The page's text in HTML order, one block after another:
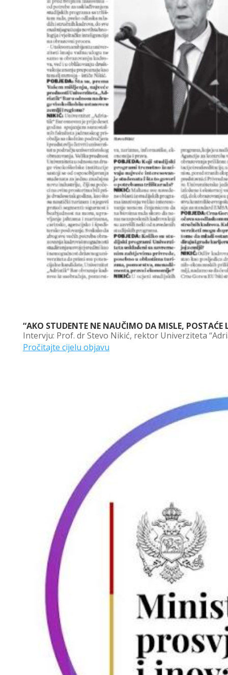
“AKO STUDENTE NE NAUČIMO DA MISLE, POSTAĆE
Intervju: Prof. dr Stevo Nikić, rektor Univerziteta
Pročitajte cijelu objavu